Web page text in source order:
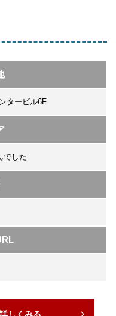
タービル6F
でした
しくみる